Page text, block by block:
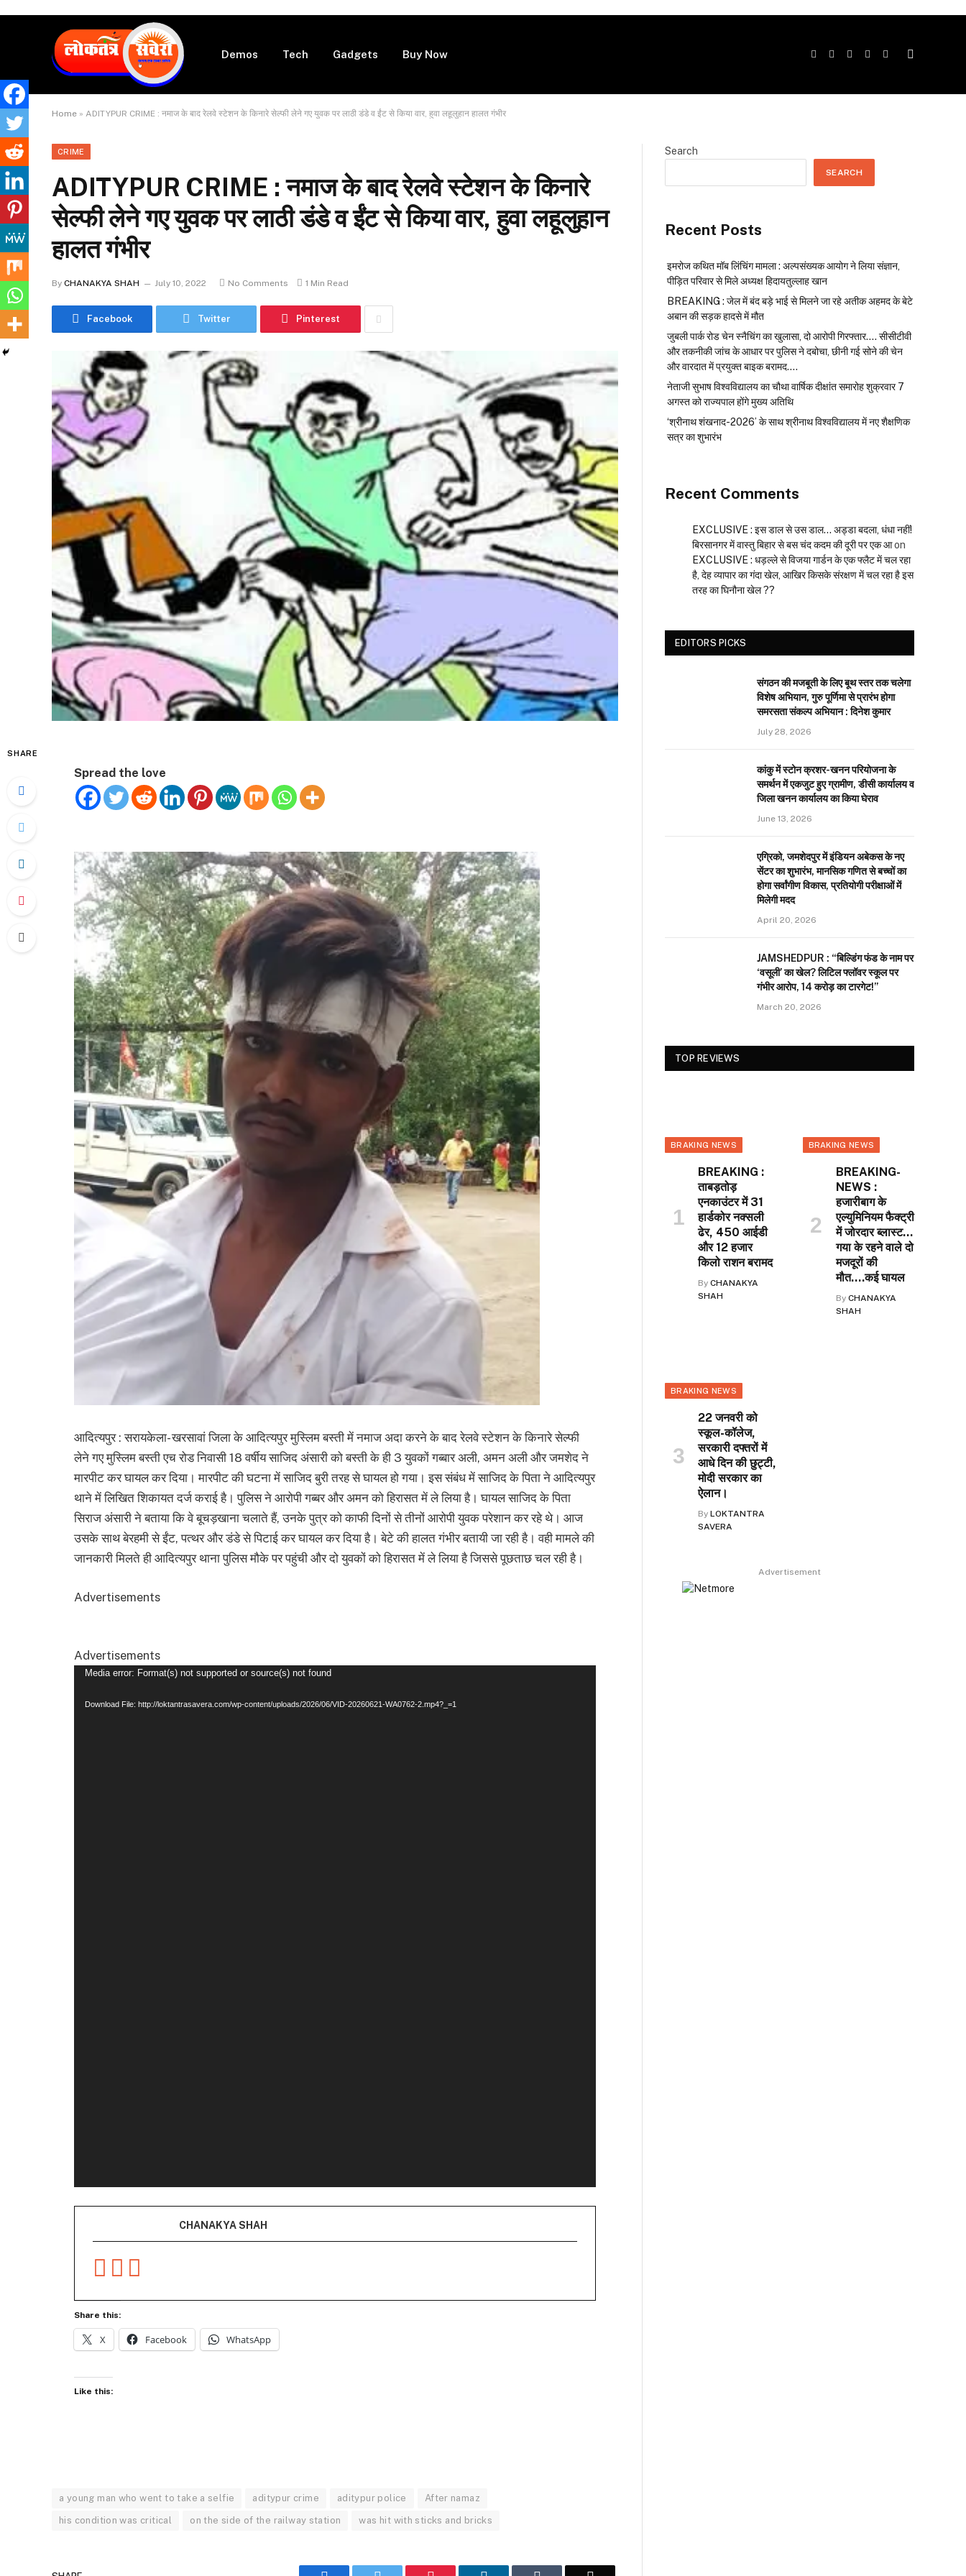
Demos Tech Gadgets Buy Now
Facebook
TwitterInstagram
YouTubeTelegram
Home » ADITYPUR CRIME : नमाज के बाद रेलवे स्टेशन के किनारे सेल्फी लेने गए युवक पर लाठी डंडे व ईंट से किया वार, हुवा लहूलुहान हालत गंभीर
CRIME
ADITYPUR CRIME : नमाज के बाद रेलवे स्टेशन के किनारे
सेल्फी लेने गए युवक पर लाठी डंडे व ईंट से किया वार, हुवा लहूलुहान
हालत गंभीर
By CHANAKYA SHAH July 10, 2022 No Comments 1 Min Read
Facebook Twitter Pinterest
SHARE
Spread the love
आदित्यपुर : सरायकेला- खरसावां जिला के आदित्यपुर मुस्लिम बस्ती में नमाज अदा करने के बाद रेलवे स्टेशन के किनारे सेल्फी
लेने गए मुस्लिम बस्ती एच रोड निवासी 18 वर्षीय साजिद अंसारी को बस्ती के ही 3 युवकों गब्बार अली, अमन अली और जमशेद ने
मारपीट कर घायल कर दिया। मारपीट की घटना में साजिद बुरी तरह से घायल हो गया। इस संबंध में साजिद के पिता ने आदित्यपुर
थाने में लिखित शिकायत दर्ज कराई है। पुलिस ने आरोपी गब्बर और अमन को हिरासत में ले लिया है। घायल साजिद के पिता
सिराज अंसारी ने बताया कि वे बूचड़खाना चलाते हैं, उनके पुत्र को काफी दिनों से तीनों आरोपी युवक परेशान कर रहे थे। आज
उसके साथ बेरहमी से ईंट, पत्थर और डंडे से पिटाई कर घायल कर दिया है। बेटे की हालत गंभीर बतायी जा रही है। वही मामले की
जानकारी मिलते ही आदित्यपुर थाना पुलिस मौके पर पहुंची और दो युवकों को हिरासत में ले लिया है जिससे पूछताछ चल रही है।
Advertisements
Advertisements
Video
Media error: Format(s) not supported or source(s) not found
Download File: http://loktantrasavera.com/wp-content/uploads/2026/06/VID-20260621-WA0762-2.mp4?_=1
CHANAKYA SHAH
Share this:
X Facebook WhatsApp
Like this:
a young man who went to take a selfie aditypur crime aditypur police After namaz
his condition was critical on the side of the railway station was hit with sticks and bricks
Search
SEARCH
Recent Posts
इमरोज कथित मॉब लिंचिंग मामला : अल्पसंख्यक आयोग ने लिया संज्ञान,
पीड़ित परिवार से मिले अध्यक्ष हिदायतुल्लाह खान
BREAKING : जेल में बंद बड़े भाई से मिलने जा रहे अतीक अहमद के बेटे
अबान की सड़क हादसे में मौत
जुबली पार्क रोड चेन स्नैचिंग का खुलासा, दो आरोपी गिरफ्तार…. सीसीटीवी
और तकनीकी जांच के आधार पर पुलिस ने दबोचा, छीनी गई सोने की चेन
और वारदात में प्रयुक्त बाइक बरामद….
नेताजी सुभाष विश्वविद्यालय का चौथा वार्षिक दीक्षांत समारोह शुक्रवार 7
अगस्त को राज्यपाल होंगे मुख्य अतिथि
‘श्रीनाथ शंखनाद-2026’ के साथ श्रीनाथ विश्वविद्यालय में नए शैक्षणिक
सत्र का शुभारंभ
Recent Comments
EXCLUSIVE : इस डाल से उस डाल… अड्डा बदला, धंधा नहीं!
बिरसानगर में वास्तु बिहार से बस चंद कदम की दूरी पर एक आon
EXCLUSIVE : धड़ल्ले से विजया गार्डन के एक फ्लैट में चल रहा
है, देह व्यापार का गंदा खेल, आखिर किसके संरक्षण में चल रहा है इस
तरह का घिनौना खेल ??
EDITORS PICKS
संगठन की मजबूती के लिए बूथ स्तर तक चलेगा
विशेष अभियान, गुरु पूर्णिमा से प्रारंभ होगा
समरसता संकल्प अभियान : दिनेश कुमार
July 28, 2026
कांकु में स्टोन क्रशर-खनन परियोजना के
समर्थन में एकजुट हुए ग्रामीण, डीसी कार्यालय व
जिला खनन कार्यालय का किया घेराव
June 13, 2026
एग्रिको, जमशेदपुर में इंडियन अबेकस के नए
सेंटर का शुभारंभ, मानसिक गणित से बच्चों का
होगा सर्वांगीण विकास, प्रतियोगी परीक्षाओं में
मिलेगी मदद
April 20, 2026
JAMSHEDPUR : “बिल्डिंग फंड के नाम पर
‘वसूली’ का खेल? लिटिल फ्लॉवर स्कूल पर
गंभीर आरोप, 14 करोड़ का टारगेट!”
March 20, 2026
TOP REVIEWS
BRAKING NEWS
BREAKING :
ताबड़तोड़
एनकाउंटर में 31
हार्डकोर नक्सली
ढेर, 450 आईडी
और 12 हजार
किलो राशन बरामद
By CHANAKYA
SHAH
BRAKING NEWS
BREAKING-
NEWS :
हजारीबाग के
एल्युमिनियम फैक्ट्री
में जोरदार ब्लास्ट…
गया के रहने वाले दो
मजदूरों की
मौत….कई घायल
By CHANAKYA
SHAH
BRAKING NEWS
22 जनवरी को
स्कूल-कॉलेज,
सरकारी दफ्तरों में
आधे दिन की छुट्टी,
मोदी सरकार का
ऐलान।
By LOKTANTRA
SAVERA
Advertisement